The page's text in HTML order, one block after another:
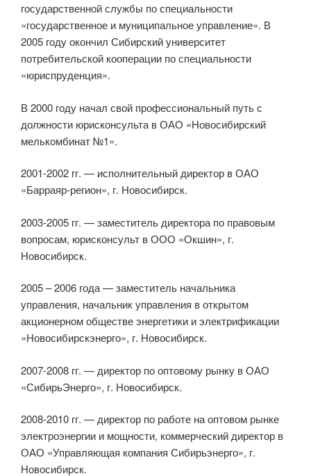
государственной службы по специальности
«государственное и муниципальное управление». В
2005 году окончил Сибирский университет
потребительской кооперации по специальности
«юриспруденция».
В 2000 году начал свой профессиональный путь с
должности юрисконсульта в ОАО «Новосибирский
мелькомбинат №1».
2001-2002 гг. — исполнительный директор в ОАО
«Барраяр-регион», г. Новосибирск.
2003-2005 гг. — заместитель директора по правовым
вопросам, юрисконсульт в ООО «Окшин», г.
Новосибирск.
2005 – 2006 года — заместитель начальника
управления, начальник управления в открытом
акционерном обществе энергетики и электрификации
«Новосибирскэнерго», г. Новосибирск.
2007-2008 гг. — директор по оптовому рынку в ОАО
«СибирьЭнерго», г. Новосибирск.
2008-2010 гг. — директор по работе на оптовом рынке
электроэнергии и мощности, коммерческий директор в
ОАО «Управляющая компания Сибирьэнерго», г.
Новосибирск.